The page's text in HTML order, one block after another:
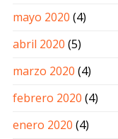
mayo 2020 (4)
abril 2020 (5)
marzo 2020 (4)
febrero 2020 (4)
enero 2020 (4)